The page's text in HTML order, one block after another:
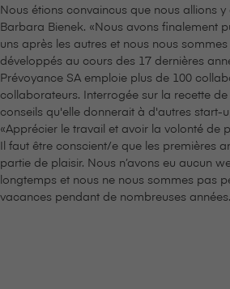
Nous étions convaincus que nous allions
Barbara Bienek. «Nous avons finalement
uns après les autres et nous nous
développés au cours des 17 dernières
Prévoyance SA emploie plus de 100
collaborateurs. Interrogée sur la recette
conseils qu'elle donnerait à d'autres start-
«Apprécier le travail et avoir la volonté de
Il faut être conscient/e que les premières
partie de plaisir. Nous n’avons eu aucun
longtemps et nous ne nous sommes pas
vacances pendant de nombreuses années.